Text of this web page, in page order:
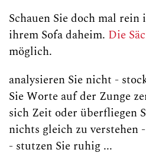
Schauen Sie doch mal
ihrem Sofa daheim. Die
möglich.
analysieren Sie nicht -
Sie Worte auf der Zunge
sich Zeit oder überfliegen
nichts gleich zu verstehen
- stutzen Sie ruhig ...